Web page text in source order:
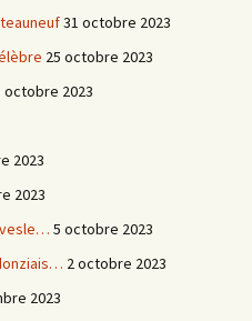
31 octobre 2023
25 octobre 2023
octobre 2023
2023
2023
5 octobre 2023
2 octobre 2023
2023